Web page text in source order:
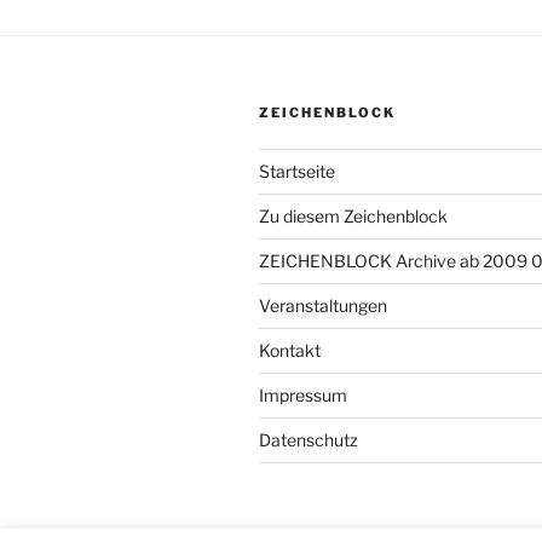
ZEICHENBLOCK
Startseite
Zu diesem Zeichenblock
ZEICHENBLOCK Archive ab 2009
Veranstaltungen
Kontakt
Impressum
Datenschutz